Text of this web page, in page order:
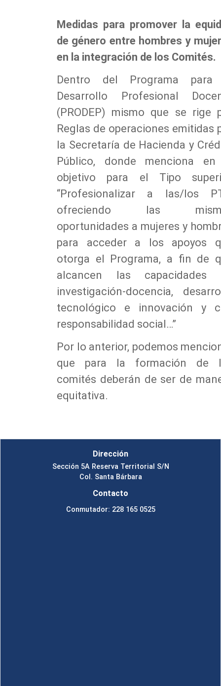
Medidas para promover la
de género entre hombres y
en la integración de los Comités.
Dentro del Programa para
Desarrollo Profesional
(PRODEP) mismo que se rige
Reglas de operaciones emitidas
la Secretaría de Hacienda y
Público, donde menciona
objetivo para el Tipo
“Profesionalizar a las/los
ofreciendo las
oportunidades a mujeres y
para acceder a los apoyos
otorga el Programa, a fin de
alcancen las capacidades
investigación-docencia,
tecnológico e innovación y
responsabilidad social…”
Por lo anterior, podemos
que para la formación de
comités deberán de ser de
equitativa.
Dirección
Sección 5A Reserva Territorial S/N
Col. Santa Bárbara
Contacto
Conmutador: 228 165 0525